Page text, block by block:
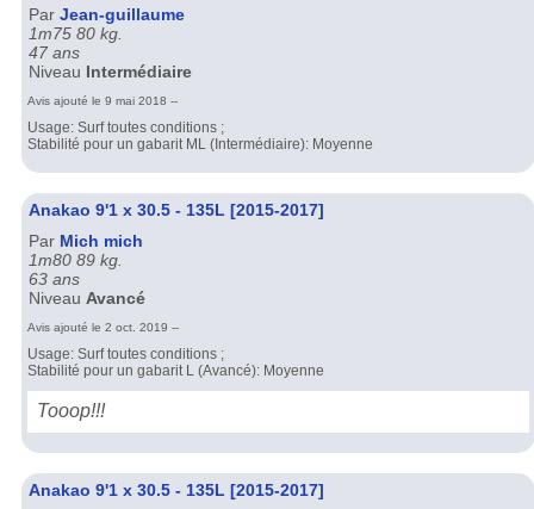
Par Jean-guillaume
1m75 80 kg.
47 ans
Niveau Intermédiaire
Avis ajouté le 9 mai 2018 --
Usage: Surf toutes conditions ;
Stabilité pour un gabarit ML (Intermédiaire): Moyenne
Anakao 9'1 x 30.5 - 135L [2015-2017]
Par Mich mich
1m80 89 kg.
63 ans
Niveau Avancé
Avis ajouté le 2 oct. 2019 --
Usage: Surf toutes conditions ;
Stabilité pour un gabarit L (Avancé): Moyenne
Tooop!!!
Anakao 9'1 x 30.5 - 135L [2015-2017]